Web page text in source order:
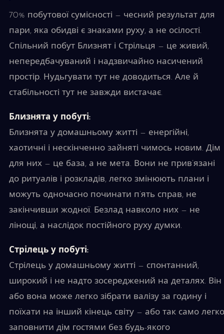
70% побутової сумісності — чесний результат для
пари, яка обидві є знаками руху, а не осілості.
Спільний побут Близнят і Стрільця — це живий,
непередбачуваний і надзвичайно насичений
простір. Нудьгувати тут не доводиться. Але й
стабільності тут не завжди вистачає.
Близнята у побуті:
Близнята у домашньому житті — енергійні,
хаотичні і нескінченно зайняті чимось новим. Дім
для них — це база, а не мета. Вони не прив’язані
до ритуалів і розкладів, легко змінюють плани і
можуть одночасно починати п’ять справ, не
закінчивши жодної. Безлад навколо них — не
лінощі, а наслідок постійного руху думки.
Стрілець у побуті:
Стрілець у домашньому житті — спонтанний,
широкий і не надто зосереджений на деталях. Він
або вона може легко зібрати валізу за годину і
поїхати на інший кінець світу — або так само легко
заповнити дім гостями без будь-якого